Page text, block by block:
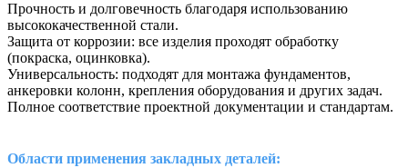
Прочность и долговечность благодаря использованию
высококачественной стали.
Защита от коррозии: все изделия проходят обработку
(покраска, оцинковка).
Универсальность: подходят для монтажа фундаментов,
анкеровки колонн, крепления оборудования и других задач.
Полное соответствие проектной документации и стандартам.
Области применения закладных деталей: